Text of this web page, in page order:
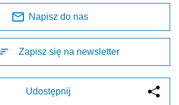
Napisz do nas
Zapisz się na newsletter
Udostępnij